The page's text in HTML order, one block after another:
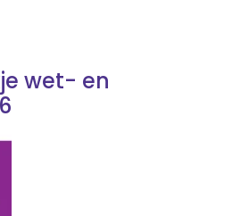
wet- en